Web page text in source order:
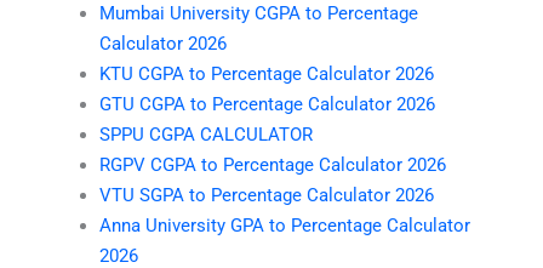
Mumbai University CGPA to Percentage
Calculator 2026
KTU CGPA to Percentage Calculator 2026
GTU CGPA to Percentage Calculator 2026
SPPU CGPA CALCULATOR
RGPV CGPA to Percentage Calculator 2026
VTU SGPA to Percentage Calculator 2026
Anna University GPA to Percentage Calculator
2026